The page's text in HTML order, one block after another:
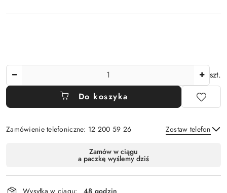
szt.
Do koszyka
Zamówienie telefoniczne: 12 200 59 26 Zostaw telefon
Wyślij
dostawa
Zamów w ciągu
a paczkę wyślemy dziś